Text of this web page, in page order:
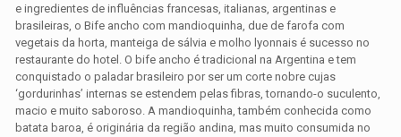
e ingredientes de influências francesas, italianas, argentinas e
brasileiras, o Bife ancho com mandioquinha, due de farofa com
vegetais da horta, manteiga de sálvia e molho lyonnais é sucesso no
restaurante do hotel. O bife ancho é tradicional na Argentina e tem
conquistado o paladar brasileiro por ser um corte nobre cujas
‘gordurinhas’ internas se estendem pelas fibras, tornando-o suculento,
macio e muito saboroso. A mandioquinha, também conhecida como
batata baroa, é originária da região andina, mas muito consumida no